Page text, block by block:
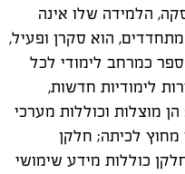
הלמידה שלו אינה
הוא סקרן ופעיל,
כמרחב לימודי לכל
מתקצבים בניית 207 חצרות לימודיות חדשות,
מוצלות וכוללות מערכי
לכיתה; חלקן
כוללות מידע שימושי